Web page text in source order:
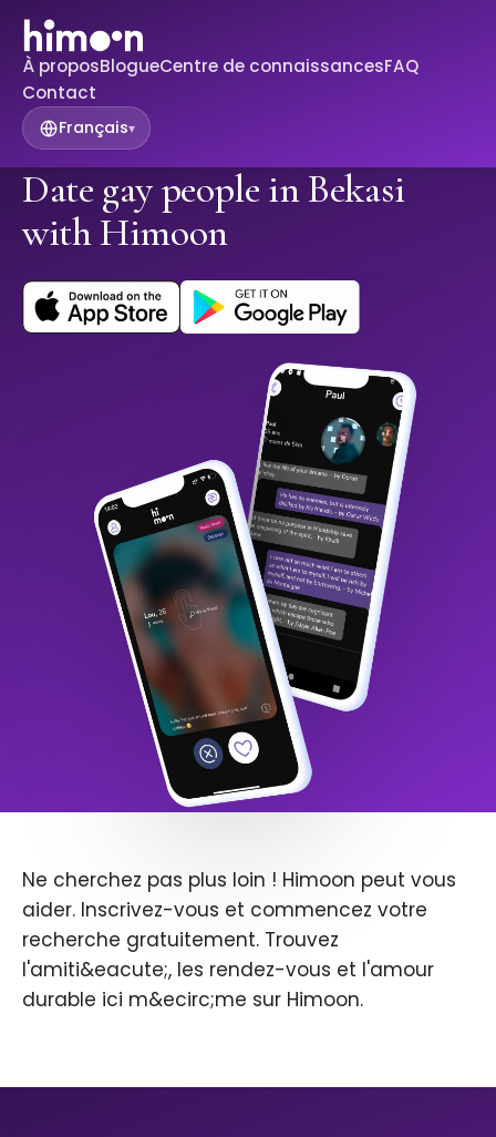
À proposBlogueCentre de connaissancesFAQ
Contact
Français▾
Date gay people in Bekasi
with Himoon
Ne cherchez pas plus loin ! Himoon peut vous
aider. Inscrivez-vous et commencez votre
recherche gratuitement. Trouvez
l'amiti&eacute;, les rendez-vous et l'amour
durable ici m&ecirc;me sur Himoon.